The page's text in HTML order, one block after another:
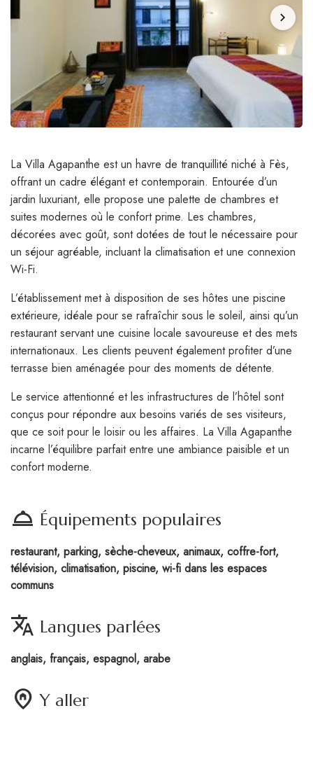
chevron_right
La Villa Agapanthe est un havre de tranquillité niché à Fès,
offrant un cadre élégant et contemporain. Entourée d’un
jardin luxuriant, elle propose une palette de chambres et
suites modernes où le confort prime. Les chambres,
décorées avec goût, sont dotées de tout le nécessaire pour
un séjour agréable, incluant la climatisation et une connexion
Wi-Fi.
L’établissement met à disposition de ses hôtes une piscine
extérieure, idéale pour se rafraîchir sous le soleil, ainsi qu’un
restaurant servant une cuisine locale savoureuse et des mets
internationaux. Les clients peuvent également profiter d’une
terrasse bien aménagée pour des moments de détente.
Le service attentionné et les infrastructures de l’hôtel sont
conçus pour répondre aux besoins variés de ses visiteurs,
que ce soit pour le loisir ou les affaires. La Villa Agapanthe
incarne l’équilibre parfait entre une ambiance paisible et un
confort moderne.
room_service Équipements populaires
restaurant, parking, sèche-cheveux, animaux, coffre-fort,
télévision, climatisation, piscine, wi-fi dans les espaces
communs
translate Langues parlées
anglais, français, espagnol, arabe
home_pin Y aller